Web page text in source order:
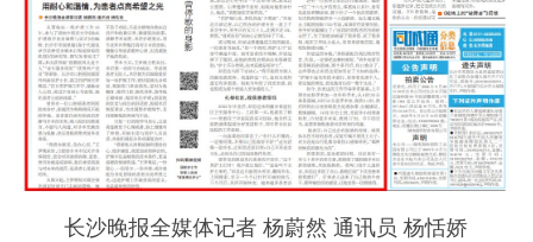
长沙晚报全媒体记者 杨蔚然 通讯员 杨恬娇